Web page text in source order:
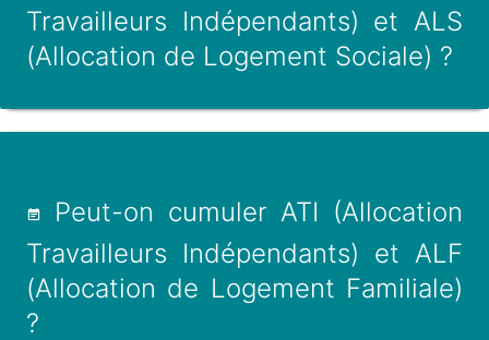
Travailleurs Indépendants) et ALS
(Allocation de Logement Sociale) ?
Peut-on cumuler ATI (Allocation
Travailleurs Indépendants) et ALF
(Allocation de Logement Familiale)
?